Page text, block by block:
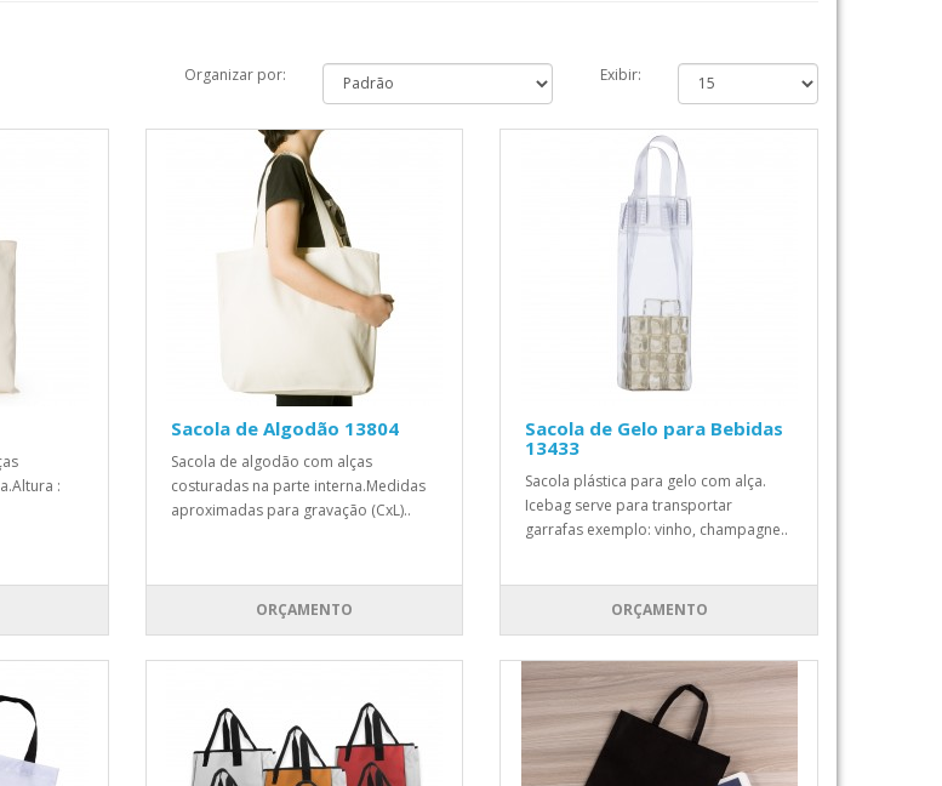
Organizar por:
Exibir:
:
Sacola de Algodão 13804
Sacola de algodão com alças
costuradas na parte interna.Medidas
aproximadas para gravação (CxL)..
ORÇAMENTO
Sacola de Gelo para Bebidas
13433
Sacola plástica para gelo com alça.
Icebag serve para transportar
garrafas exemplo: vinho, champagne..
ORÇAMENTO